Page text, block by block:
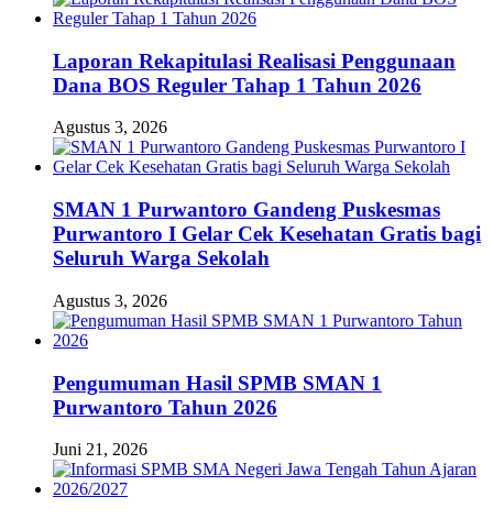
Laporan Rekapitulasi Realisasi Penggunaan
Dana BOS Reguler Tahap 1 Tahun 2026
Agustus 3, 2026
SMAN 1 Purwantoro Gandeng Puskesmas
Purwantoro I Gelar Cek Kesehatan Gratis bagi
Seluruh Warga Sekolah
Agustus 3, 2026
Pengumuman Hasil SPMB SMAN 1
Purwantoro Tahun 2026
Juni 21, 2026